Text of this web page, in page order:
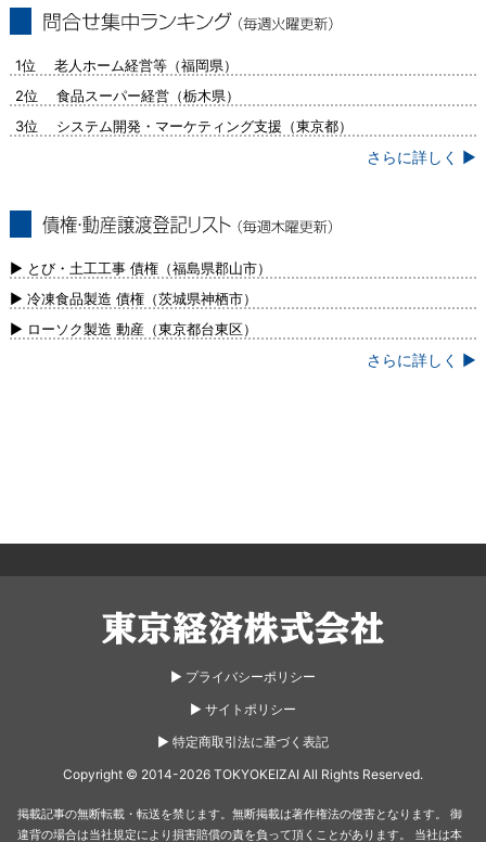
1位 老人ホーム経営等（福岡県）
2位 食品スーパー経営（栃木県）
3位 システム開発・マーケティング支援（東京都）
さらに詳しく ▶
新）
▶ とび・土工工事 債権（福島県郡山市）
▶ 冷凍食品製造 債権（茨城県神栖市）
▶ ローソク製造 動産（東京都台東区）
さらに詳しく ▶
▶︎ プライバシーポリシー
▶︎ サイトポリシー
▶︎ 特定商取引法に基づく表記
Copyright © 2014-2026 TOKYOKEIZAI All Rights Reserved.
掲載記事の無断転載・転送を禁じます。無断掲載は著作権法の侵害となります。
御
違背の場合は当社規定により損害賠償の責を負って頂くことがあります。
当社は本